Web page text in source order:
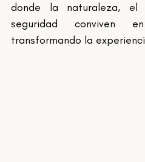
donde la naturaleza,
seguridad conviven
transformando la